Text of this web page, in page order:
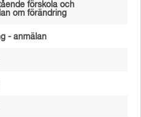
förskola och
om förändring
- anmälan